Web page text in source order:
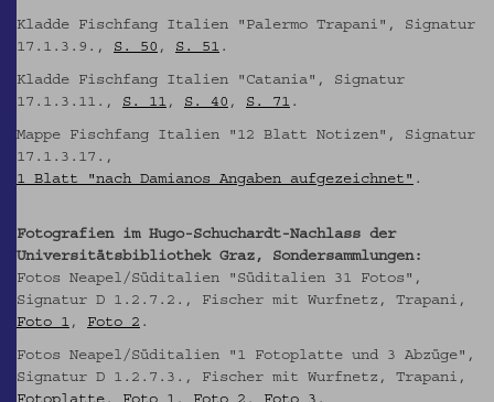
Kladde Fischfang Italien "Palermo Trapani", Signatur
17.1.3.9., S. 50 , S. 51 .
Kladde Fischfang Italien "Catania", Signatur
17.1.3.11., S. 11 , S. 40 , S. 71 .
Mappe Fischfang Italien "12 Blatt Notizen", Signatur
17.1.3.17.,
1 Blatt "nach Damianos Angaben aufgezeichnet" .
Fotografien im Hugo-Schuchardt-Nachlass der
Universitätsbibliothek Graz, Sondersammlungen:
Fotos Neapel/Süditalien "Süditalien 31 Fotos",
Signatur D 1.2.7.2., Fischer mit Wurfnetz, Trapani,
Foto 1 , Foto 2 .
Fotos Neapel/Süditalien "1 Fotoplatte und 3 Abzüge",
Signatur D 1.2.7.3., Fischer mit Wurfnetz, Trapani,